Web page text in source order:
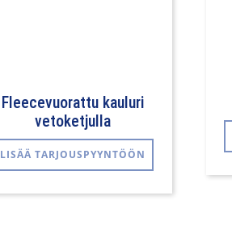
Fleecevuorattu kauluri
vetoketjulla
LISÄÄ TARJOUSPYYNTÖÖN